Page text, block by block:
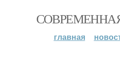
главная